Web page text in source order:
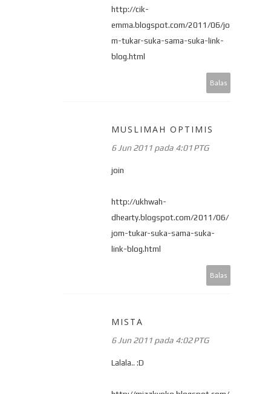
http://cik-
emma.blogspot.com/2011/06/jo
m-tukar-suka-sama-suka-link-
blog.html
Balas
MUSLIMAH OPTIMIS
6 Jun 2011 pada 4:01 PTG
join
http://ukhwah-
dhearty.blogspot.com/2011/06/
jom-tukar-suka-sama-suka-
link-blog.html
Balas
MISTA
6 Jun 2011 pada 4:02 PTG
Lalala.. :D